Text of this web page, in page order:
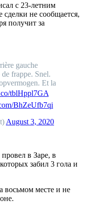
с 23-летним
не сообщается,
получит за
gauche
frappe. Snel.
Et la
tblHppl7GA
BhZeUfb7qi
August 3, 2020
в Заре, в
забил 3 гола и
восьмом месте и не